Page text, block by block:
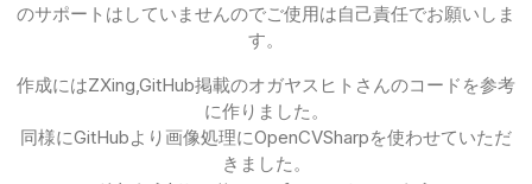
のサポートはしていませんのでご使用は自己責任でお願いしま
す。
作成にはZXing,GitHub掲載のオガヤスヒトさんのコードを参考
に作りました。
同様にGitHubより画像処理にOpenCVSharpを使わせていただ
きました。